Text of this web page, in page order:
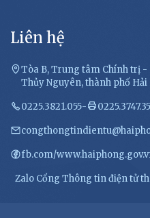
Liên hệ
Tòa B, Trung tâm Chính trị
Thủy Nguyên, thành phố Hải
0225.3821.055-
fb.com/
Zalo Cổng Thông tin điện tử